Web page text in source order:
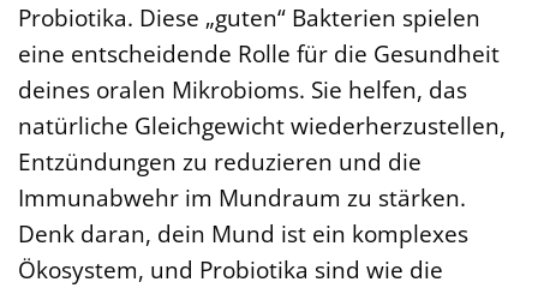
Probiotika. Diese „guten“ Bakterien spielen
eine entscheidende Rolle für die Gesundheit
deines oralen Mikrobioms. Sie helfen, das
natürliche Gleichgewicht wiederherzustellen,
Entzündungen zu reduzieren und die
Immunabwehr im Mundraum zu stärken.
Denk daran, dein Mund ist ein komplexes
Ökosystem, und Probiotika sind wie die